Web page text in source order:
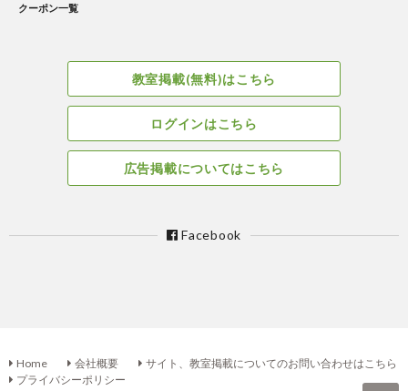
クーポン一覧
教室掲載(無料)はこちら
ログインはこちら
広告掲載についてはこちら
Facebook
Home 会社概要
サイト、教室掲載についてのお問い合わせはこちら
プライバシーポリシー